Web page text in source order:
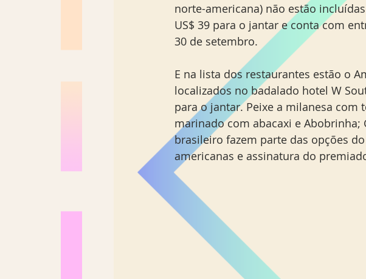
norte-americana) não estão
US$ 39 para o jantar e conta com
30 de setembro.
E na lista dos restaurantes estão o
localizados no badalado hotel W
para o jantar. Peixe a milanesa com
marinado com abacaxi e
brasileiro fazem parte das opções
americanas e assinatura do